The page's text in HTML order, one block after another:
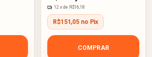
12 x de R$16,18
R$151,05 no Pix
COMPRAR